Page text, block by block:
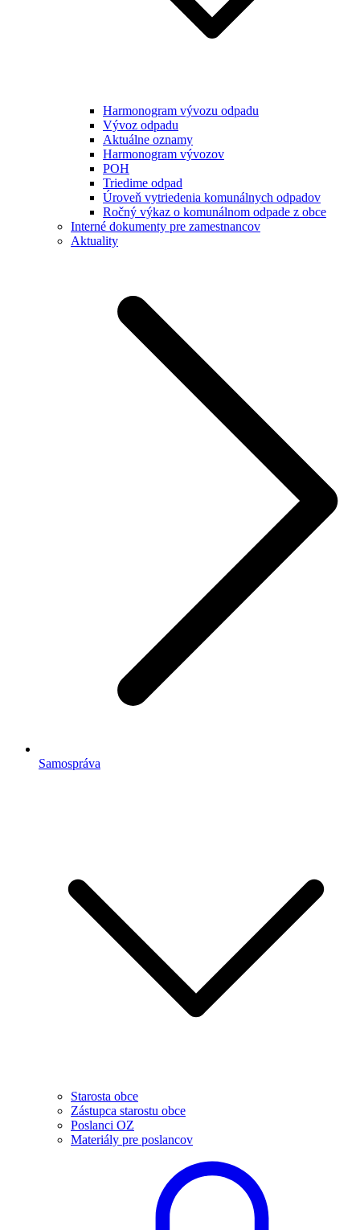
Harmonogram vývozu odpadu
Vývoz odpadu
Aktuálne oznamy
Harmonogram vývozov
POH
Triedime odpad
Úroveň vytriedenia komunálnych odpadov
Ročný výkaz o komunálnom odpade z obce
Interné dokumenty pre zamestnancov
Aktuality
Samospráva
Starosta obce
Zástupca starostu obce
Poslanci OZ
Materiály pre poslancov